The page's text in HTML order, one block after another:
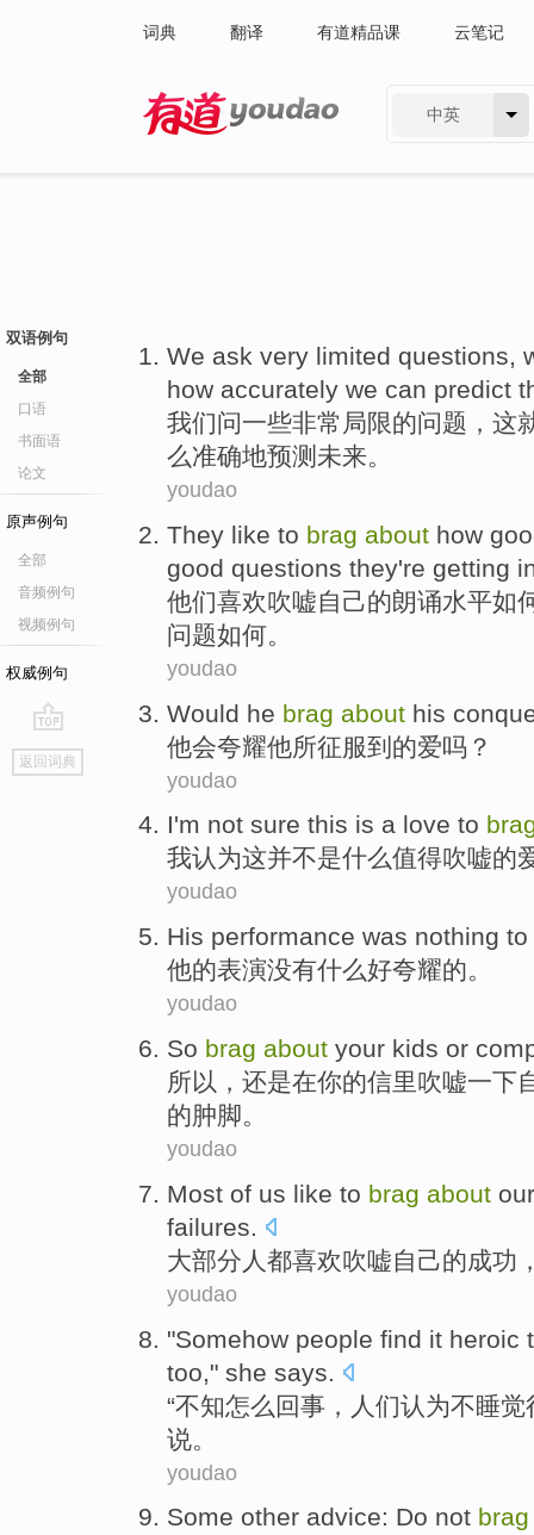
词典 翻译 有道精品课 云笔记
中英
双语例句
全部
口语
书面语
论文
原声例句
全部
音频例句
视频例句
权威例句
go
top
返回词典
We ask very limited questions,
how accurately we can predict
我们问一些非常 局限的问题 ， 这
么准确地预测 未来。
youdao
They like to brag about how
good questions they're getting
他们喜欢吹嘘自己的朗诵水平如
问题如何。
youdao
Would he brag about his
他会夸耀他所征服到的爱吗？
youdao
I'm not sure this is a love to
我认为这并不是什么值得吹嘘的
youdao
His performance was nothing to
他的表演没有什么好夸耀的。
youdao
So brag about your kids or
所以，还是在你的信里吹嘘一下
的肿脚。
youdao
Most of us like to brag about our
failures.
大部分 人 都喜欢吹嘘自己的成功
youdao
"Somehow people find it heroic
too," she says
“不知怎么回事 ， 人们认为不睡觉
说。
youdao
Some other advice: Do not